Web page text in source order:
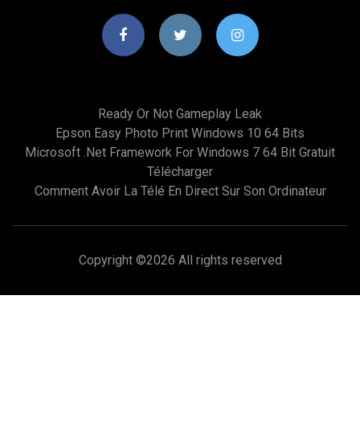
Ready Or Not Gameplay Leak
Epson Easy Photo Print Windows 10 64 Bits
Microsoft .net Framework For Windows 7 64 Bit Gratuit
Télécharger
Comment Avoir La Télé En Direct Sur Son Ordinateur
Copyright ©2026 All rights reserved